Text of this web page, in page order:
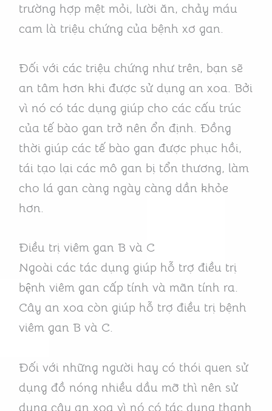
trường hợp mệt mỏi, lười ăn, chảy máu
cam là triệu chứng của bệnh xơ gan.
Đối với các triệu chứng như trên, bạn sẽ
an tâm hơn khi được sử dụng an xoa. Bởi
vì nó có tác dụng giúp cho các cấu trúc
của tế bào gan trở nên ổn định. Đồng
thời giúp các tế bào gan được phục hồi,
tái tạo lại các mô gan bị tổn thương, làm
cho lá gan càng ngày càng dần khỏe
hơn.
Điều trị viêm gan B và C
Ngoài các tác dụng giúp hỗ trợ điều trị
bệnh viêm gan cấp tính và mãn tính ra.
Cây an xoa còn giúp hỗ trợ điều trị bệnh
viêm gan B và C.
Đối với những người hay có thói quen sử
dụng đồ nóng nhiều dầu mỡ thì nên sử
dụng cây an xoa vì nó có tác dụng thanh